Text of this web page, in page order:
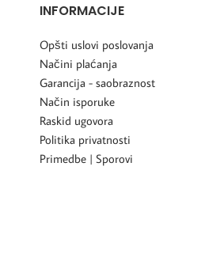
INFORMACIJE
Opšti uslovi poslovanja
Načini plaćanja
Garancija - saobraznost
Način isporuke
Raskid ugovora
Politika privatnosti
Primedbe | Sporovi